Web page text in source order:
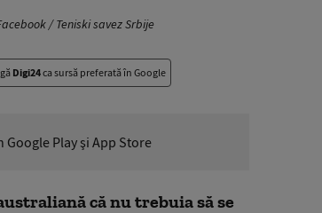
/ Teniski savez Srbije
Digi24ca sursă preferată în Google
Play şi App Store
că nu trebuia să se